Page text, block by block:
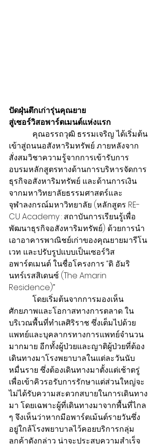
ปัดฝุ่นตึกเก่ารุ่นคุณยาย
สู่เซอร์วิสอพาร์ตเมนต์แห่งแรก
คุณอรรถวุฒิ ธรรมเจริญ ได้เริ่มต้น
เข้าสู่ถนนอสังหาริมทรัพย์ ภายหลังจาก
สั่งสมวิชาความรู้จากการเข้ารับการ
อบรมหลักสูตรทางด้านการบริหารจัดการ
ธุรกิจอสังหาริมทรัพย์ และด้านการเงิน
จากมหาวิทยาลัยธรรมศาสตร์และ
จุฬาลงกรณ์มหาวิทยาลัย (หลักสูตร RE-
CU Academy : สถาบันการเรียนรู้เพื่อ
พัฒนาธุรกิจอสังหาริมทรัพย์) ด้วยการนำ
เอาอาคารพาณิชย์เก่าของคุณยายมารีโน
เวท และปรับรูปแบบเป็นเซอร์วิส
อพาร์ตเมนต์ ในชื่อโครงการ “ดิ อัมริ
นทร์เรสสิเดนซ์ (The Amarin
Residence)”
โดยเริ่มต้นจากการมองเห็น
ศักยภาพและโอกาสทางการตลาด ใน
บริเวณพื้นที่ทำเลศิริราช ซึ่งเต็มไปด้วย
แพทย์และบุคลากรทางการแพทย์จำนวน
มากมาย อีกทั้งผู้ป่วยและญาติผู้ป่วยที่ต้อง
เดินทางมาโรงพยาบาลในแต่ละวันนับ
หมื่นราย ซึ่งต้องเดินทางมาตั้งแต่เช้าตรู่
เพื่อเข้าคิวรอรับการรักษาแต่ส่วนใหญ่จะ
ไม่ได้รับความสะดวกสบายในการเดินทาง
มา โดยเฉพาะผู้ที่เดินทางมาจากพื้นที่ไกล
ๆ จึงเห็นว่าหากมีอพาร์ตเม้นต์รายวันซึ่ง
อยู่ใกล้โรงพยาบาลไว้คอยบริการกลุ่ม
ลูกค้าดังกล่าว น่าจะประสบความสำเร็จ